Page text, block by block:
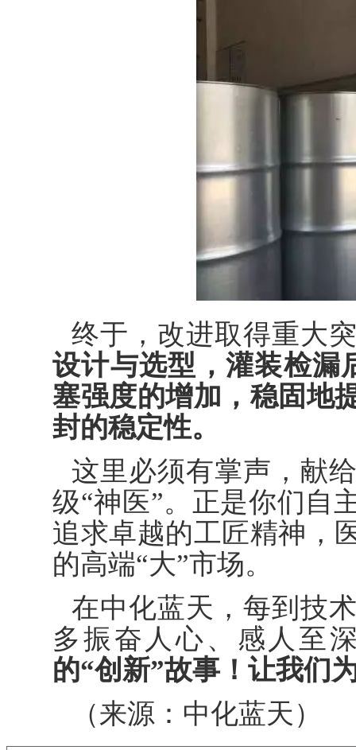
终于，改进取得重大
设计与选型，灌装检漏
塞强度的增加，稳固地
封的稳定性。
这里必须有掌声，献
级“神医”。正是你们自
追求卓越的工匠精神，
的高端“大”市场。
在中化蓝天，每到技
多振奋人心、感人至
的“创新”故事！让我们
（来源：中化蓝天）